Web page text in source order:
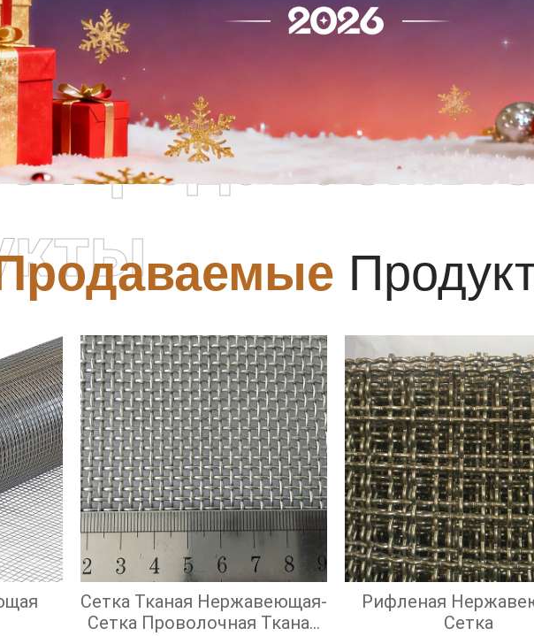
Продаваемые
Сетка Тканая Нержавеющая-
Сетка Проволочная Тканая
Рифленая
Сетка